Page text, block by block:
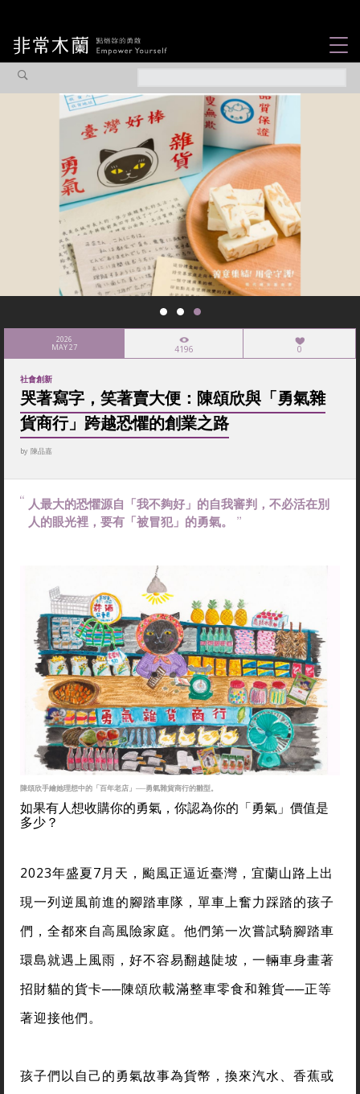
觀點專欄
焦點企劃
社會企業
認識我們
2026
MAY 27 4196 0
社會創新
哭著寫字，笑著賣大便：陳頌欣與「勇氣雜
貨商行」跨越恐懼的創業之路
by 陳品嘉
人最大的恐懼源自「我不夠好」的自我審判，不必活在別
人的眼光裡，要有「被冒犯」的勇氣。
陳頌欣手繪她理想中的「百年老店」──勇氣雜貨商行的雛型。
如果有人想收購你的勇氣，你認為你的「勇氣」價值是
多少？
2023年盛夏7月天，颱風正逼近臺灣，宜蘭山路上出
現一列逆風前進的腳踏車隊，單車上奮力踩踏的孩子
們，全都來自高風險家庭。他們第一次嘗試騎腳踏車
環島就遇上風雨，好不容易翻越陡坡，一輛車身畫著
招財貓的貨卡──陳頌欣載滿整車零食和雜貨──正等
著迎接他們。
孩子們以自己的勇氣故事為貨幣，換來汽水、香蕉或